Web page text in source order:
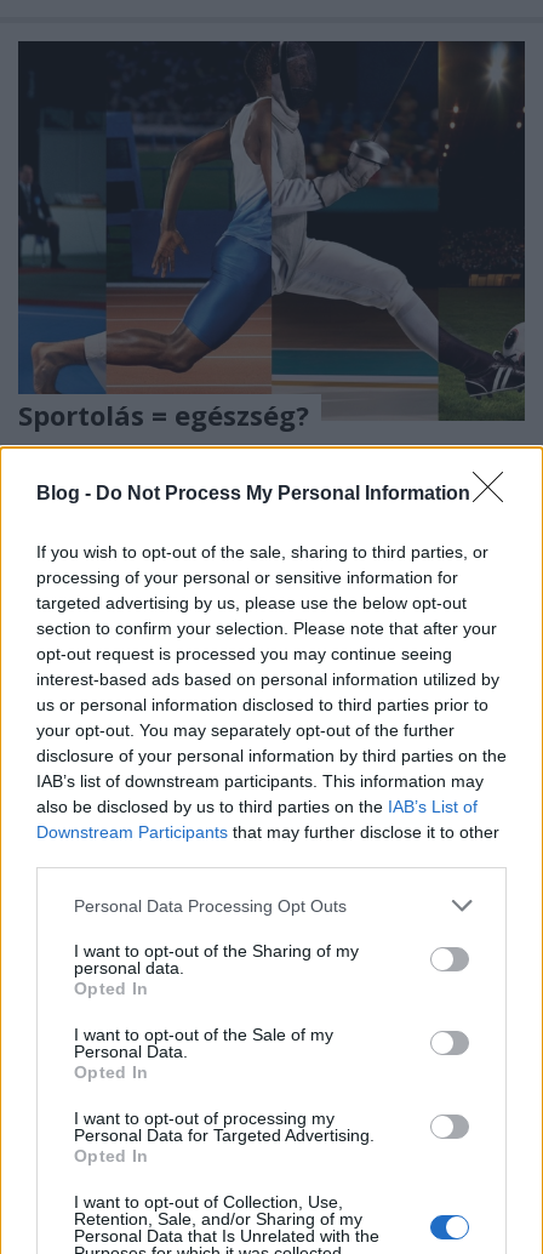
Blog - Do Not Process My Personal Information
If you wish to opt-out of the sale, sharing to third parties, or
processing of your personal or sensitive information for
targeted advertising by us, please use the below opt-out
section to confirm your selection. Please note that after your
opt-out request is processed you may continue seeing
interest-based ads based on personal information utilized by
us or personal information disclosed to third parties prior to
your opt-out. You may separately opt-out of the further
disclosure of your personal information by third parties on the
IAB’s list of downstream participants. This information may
also be disclosed by us to third parties on the IAB’s List of
Downstream Participants that may further disclose it to other
Please note that this website/app uses one or more Google
not limited to your visit or usage behaviour. You may click to
grant or deny consent to Google and its third-party tags to
use your data for below specified purposes in below Google
consent section.
Personal Data Processing Opt Outs
I want to opt-out of the Sharing of my
personal data.
Opted In
I want to opt-out of the Sale of my
Personal Data.
Opted In
I want to opt-out of processing my
Personal Data for Targeted Advertising.
Opted In
I want to opt-out of Collection, Use,
Retention, Sale, and/or Sharing of my
Personal Data that Is Unrelated with the
Sportolás = egészség?
Tévhit gyilkos percek
Feövenyessy Gerincközpont és Akadémia•2018. február 13.
Köztudott, hogy a testmozgás elengedhetetlen testi-
lelki egészségünk megőrzése szempontjából. Azt
azonban jóval kevesebben tudják, hogy gerincünk
számára bizony nagyon nem mindegy, melyik
sportágat választjuk. Az alábbiakban
megvizsgáltam néhány népszerű sport
mozgásszervekre gyakorolt – áldásos…
A hosszú élet (nem is olyan) titkos
Feövenyessy Gerincközpont és Akadémia•2017. december 06.